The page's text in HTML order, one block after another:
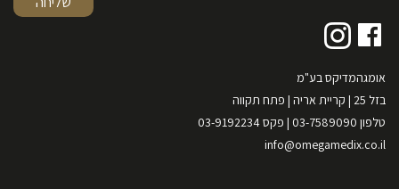
אומגהמדיקס בע"מ
בזל 25 | קריית אריה | פתח תקווה
טלפון 03-7589090 | פקס 03-9192234
info@omegamedix.co.il